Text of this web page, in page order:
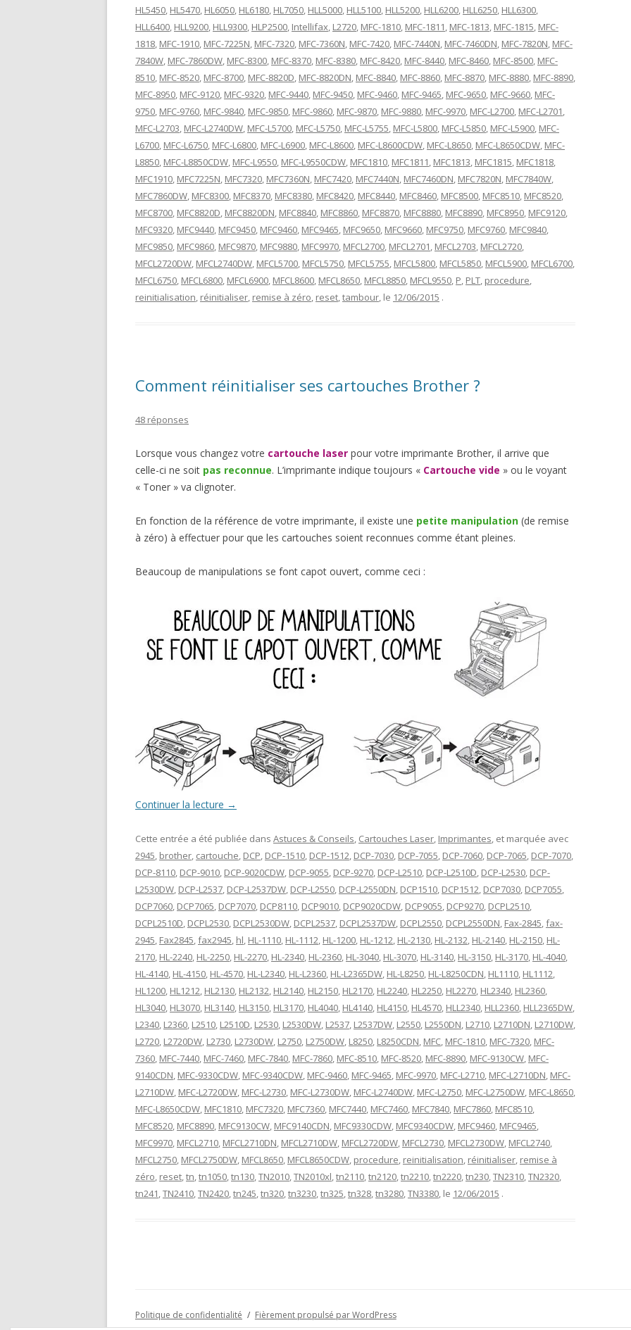
HL5450, HL5470, HL6050, HL6180, HL7050, HLL5000, HLL5100, HLL5200, HLL6200, HLL6250, HLL6300,
HLL6400, HLL9200, HLL9300, HLP2500, Intellifax, L2720, MFC-1810, MFC-1811, MFC-1813, MFC-1815, MFC-
1818, MFC-1910, MFC-7225N, MFC-7320, MFC-7360N, MFC-7420, MFC-7440N, MFC-7460DN, MFC-7820N, MFC-
7840W, MFC-7860DW, MFC-8300, MFC-8370, MFC-8380, MFC-8420, MFC-8440, MFC-8460, MFC-8500, MFC-
8510, MFC-8520, MFC-8700, MFC-8820D, MFC-8820DN, MFC-8840, MFC-8860, MFC-8870, MFC-8880, MFC-8890,
MFC-8950, MFC-9120, MFC-9320, MFC-9440, MFC-9450, MFC-9460, MFC-9465, MFC-9650, MFC-9660, MFC-
9750, MFC-9760, MFC-9840, MFC-9850, MFC-9860, MFC-9870, MFC-9880, MFC-9970, MFC-L2700, MFC-L2701,
MFC-L2703, MFC-L2740DW, MFC-L5700, MFC-L5750, MFC-L5755, MFC-L5800, MFC-L5850, MFC-L5900, MFC-
L6700, MFC-L6750, MFC-L6800, MFC-L6900, MFC-L8600, MFC-L8600CDW, MFC-L8650, MFC-L8650CDW, MFC-
L8850, MFC-L8850CDW, MFC-L9550, MFC-L9550CDW, MFC1810, MFC1811, MFC1813, MFC1815, MFC1818,
MFC1910, MFC7225N, MFC7320, MFC7360N, MFC7420, MFC7440N, MFC7460DN, MFC7820N, MFC7840W,
MFC7860DW, MFC8300, MFC8370, MFC8380, MFC8420, MFC8440, MFC8460, MFC8500, MFC8510, MFC8520,
MFC8700, MFC8820D, MFC8820DN, MFC8840, MFC8860, MFC8870, MFC8880, MFC8890, MFC8950, MFC9120,
MFC9320, MFC9440, MFC9450, MFC9460, MFC9465, MFC9650, MFC9660, MFC9750, MFC9760, MFC9840,
MFC9850, MFC9860, MFC9870, MFC9880, MFC9970, MFCL2700, MFCL2701, MFCL2703, MFCL2720,
MFCL2720DW, MFCL2740DW, MFCL5700, MFCL5750, MFCL5755, MFCL5800, MFCL5850, MFCL5900, MFCL6700,
MFCL6750, MFCL6800, MFCL6900, MFCL8600, MFCL8650, MFCL8850, MFCL9550, P, PLT, procedure,
reinitialisation, réinitialiser, remise à zéro, reset,tambour, le 12/06/2015 .
Comment réinitialiser ses cartouches Brother ?
48 réponses
Lorsque vous changez votre cartouche laser pour votre imprimante Brother, il arrive que
celle-ci ne soit pas reconnue. L’imprimante indique toujours « Cartouche vide » ou le voyant
« Toner » va clignoter.
En fonction de la référence de votre imprimante, il existe une petite manipulation (de remise
à zéro) à effectuer pour que les cartouches soient reconnues comme étant pleines.
Beaucoup de manipulations se font capot ouvert, comme ceci :
Continuer la lecture →
Cette entrée a été publiée dans Astuces & Conseils, Cartouches Laser, Imprimantes, et marquée avec
2945, brother, cartouche, DCP, DCP-1510, DCP-1512, DCP-7030, DCP-7055, DCP-7060, DCP-7065, DCP-7070,
DCP-8110, DCP-9010, DCP-9020CDW, DCP-9055, DCP-9270, DCP-L2510, DCP-L2510D, DCP-L2530, DCP-
L2530DW, DCP-L2537, DCP-L2537DW, DCP-L2550, DCP-L2550DN, DCP1510, DCP1512, DCP7030, DCP7055,
DCP7060, DCP7065, DCP7070, DCP8110, DCP9010, DCP9020CDW, DCP9055, DCP9270, DCPL2510,
DCPL2510D, DCPL2530, DCPL2530DW, DCPL2537, DCPL2537DW, DCPL2550, DCPL2550DN, Fax-2845,fax-
2945, Fax2845,fax2945, hl, HL-1110, HL-1112, HL-1200, HL-1212, HL-2130, HL-2132, HL-2140, HL-2150, HL-
2170, HL-2240, HL-2250, HL-2270, HL-2340, HL-2360, HL-3040, HL-3070, HL-3140, HL-3150, HL-3170, HL-4040,
HL-4140, HL-4150, HL-4570, HL-L2340, HL-L2360, HL-L2365DW, HL-L8250, HL-L8250CDN, HL1110, HL1112,
HL1200, HL1212, HL2130, HL2132, HL2140, HL2150, HL2170, HL2240, HL2250, HL2270, HL2340, HL2360,
HL3040, HL3070, HL3140, HL3150, HL3170, HL4040, HL4140, HL4150, HL4570, HLL2340, HLL2360, HLL2365DW,
L2340, L2360, L2510, L2510D, L2530, L2530DW, L2537, L2537DW, L2550, L2550DN, L2710, L2710DN, L2710DW,
L2720, L2720DW, L2730, L2730DW, L2750, L2750DW, L8250, L8250CDN, MFC, MFC-1810, MFC-7320, MFC-
7360, MFC-7440, MFC-7460, MFC-7840, MFC-7860, MFC-8510, MFC-8520, MFC-8890, MFC-9130CW, MFC-
9140CDN, MFC-9330CDW, MFC-9340CDW, MFC-9460, MFC-9465, MFC-9970, MFC-L2710, MFC-L2710DN, MFC-
L2710DW, MFC-L2720DW, MFC-L2730, MFC-L2730DW, MFC-L2740DW, MFC-L2750, MFC-L2750DW, MFC-L8650,
MFC-L8650CDW, MFC1810, MFC7320, MFC7360, MFC7440, MFC7460, MFC7840, MFC7860, MFC8510,
MFC8520, MFC8890, MFC9130CW, MFC9140CDN, MFC9330CDW, MFC9340CDW, MFC9460, MFC9465,
MFC9970, MFCL2710, MFCL2710DN, MFCL2710DW, MFCL2720DW, MFCL2730, MFCL2730DW, MFCL2740,
MFCL2750, MFCL2750DW, MFCL8650, MFCL8650CDW, procedure, reinitialisation, réinitialiser, remise à
zéro, reset,tn,tn1050,tn130,TN2010,TN2010xl,tn2110,tn2120,tn2210,tn2220,tn230,TN2310,TN2320,
tn241,TN2410,TN2420,tn245,tn320,tn3230,tn325,tn328,tn3280,TN3380, le 12/06/2015 .
Politique de confidentialité Fièrement propulsé par WordPress